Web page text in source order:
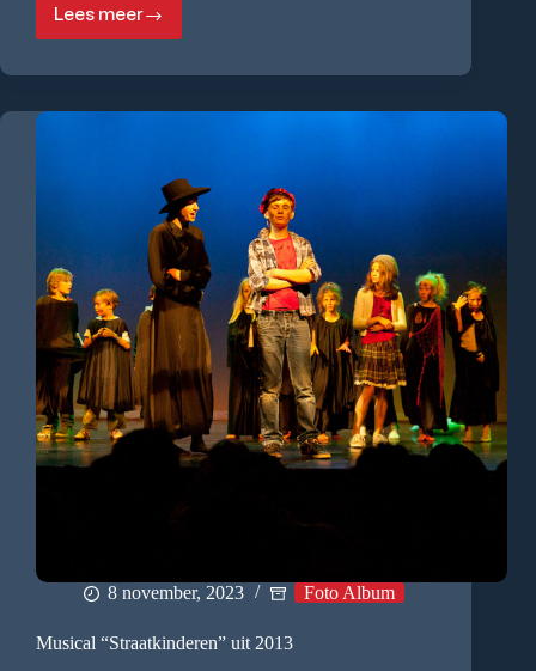
Lees meer
Musical
“Columbine”
8 november, 2023 Foto Album
Musical “Straatkinderen” uit 2013